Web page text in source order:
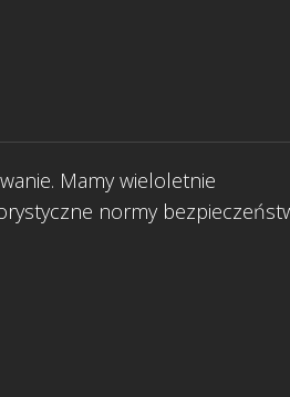
Mamy wieloletnie
normy